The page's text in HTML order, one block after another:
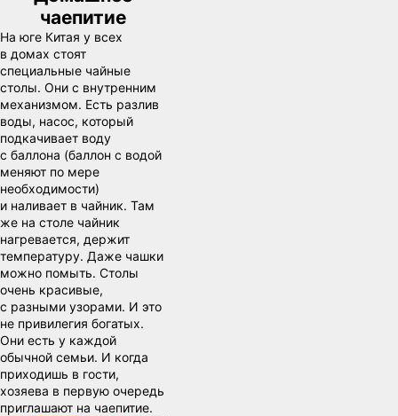
чаепитие
На юге Китая у всех
в домах стоят
специальные чайные
столы. Они с внутренним
механизмом. Есть разлив
воды, насос, который
подкачивает воду
с баллона (баллон с водой
меняют по мере
необходимости)
и наливает в чайник. Там
же на столе чайник
нагревается, держит
температуру. Даже чашки
можно помыть. Столы
очень красивые,
с разными узорами. И это
не привилегия богатых.
Они есть у каждой
обычной семьи. И когда
приходишь в гости,
хозяева в первую очередь
приглашают на чаепитие.